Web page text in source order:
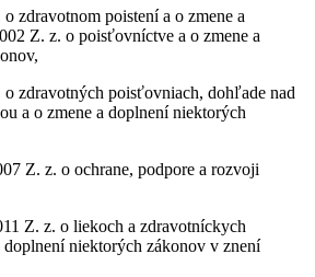
zdravotnom poistení a o zmene a
Z. z. o poisťovníctve a o zmene a
zdravotných poisťovniach, dohľade nad
a o zmene a doplnení niektorých
Z. z. o ochrane, podpore a rozvoji
Z. z. o liekoch a zdravotníckych
doplnení niektorých zákonov v znení